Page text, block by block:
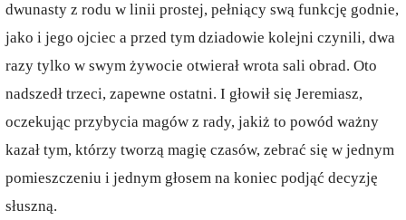
dwunasty z rodu w linii prostej, pełniący swą funkcję godnie,
jako i jego ojciec a przed tym dziadowie kolejni czynili, dwa
razy tylko w swym żywocie otwierał wrota sali obrad. Oto
nadszedł trzeci, zapewne ostatni. I głowił się Jeremiasz,
oczekując przybycia magów z rady, jakiż to powód ważny
kazał tym, którzy tworzą magię czasów, zebrać się w jednym
pomieszczeniu i jednym głosem na koniec podjąć decyzję
słuszną.